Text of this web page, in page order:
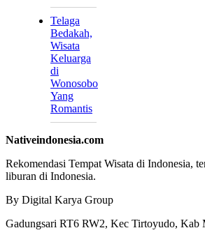
Telaga
Bedakah,
Wisata
Keluarga
di
Wonosobo
Yang
Romantis
Nativeindonesia.com
Rekomendasi Tempat Wisata di Indonesia,
liburan di Indonesia.
By Digital Karya Group
Gadungsari RT6 RW2, Kec Tirtoyudo, Kab